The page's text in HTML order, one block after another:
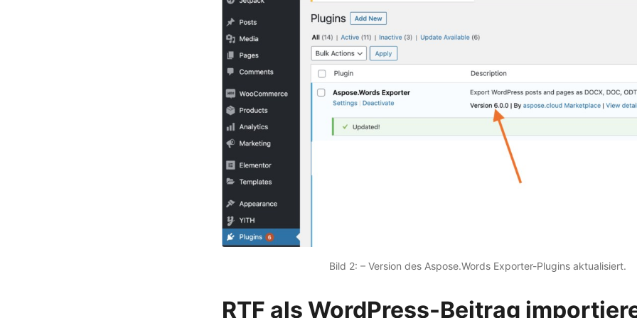
Bild 2: – Version des Aspose.Words Exporter-Plugins aktualisiert.
RTF als WordPress-Beitrag